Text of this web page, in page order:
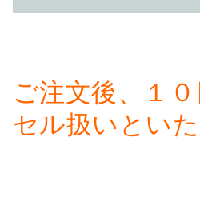
ご注文後、１
セル扱いとい